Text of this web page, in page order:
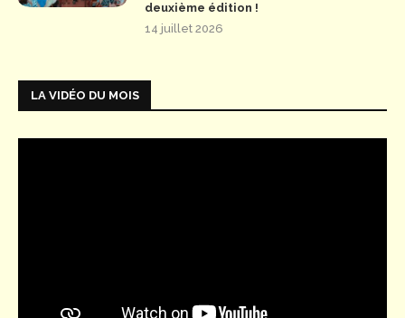
deuxième édition !
14 juillet 2026
LA VIDÉO DU MOIS